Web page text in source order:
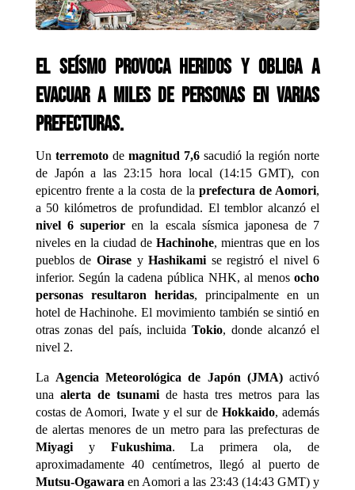
El seísmo provoca heridos y obliga a
evacuar a miles de personas en varias
prefecturas.
Un terremotode magnitud 7,6 sacudió la región norte
de Japón a las 23:15 hora local (14:15 GMT), con
epicentro frente a la costa de la prefectura de Aomori,
a 50 kilómetros de profundidad. El temblor alcanzó el
nivel 6 superior en la escala sísmica japonesa de 7
niveles en la ciudad deHachinohe, mientras que en los
pueblos de Oirase yHashikami se registró el nivel 6
inferior. Según la cadena pública NHK, al menosocho
personas resultaron heridas, principalmente en un
hotel de Hachinohe. El movimiento también se sintió en
otras zonas del país, incluidaTokio, donde alcanzó el
nivel 2.
La Agencia Meteorológica de Japón (JMA)activó
una alerta de tsunamide hasta tres metros para las
costas de Aomori, Iwate y el sur de Hokkaido, además
de alertas menores de un metro para las prefecturas de
Miyagiy Fukushima. La primera ola, de
aproximadamente 40 centímetros, llegó al puerto de
Mutsu-Ogawara en Aomori a las 23:43 (14:43 GMT) y